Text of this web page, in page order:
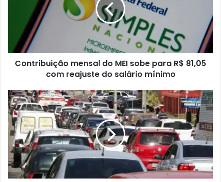
Contribuição mensal do MEI sobe para R$ 81,05
com reajuste do salário mínimo